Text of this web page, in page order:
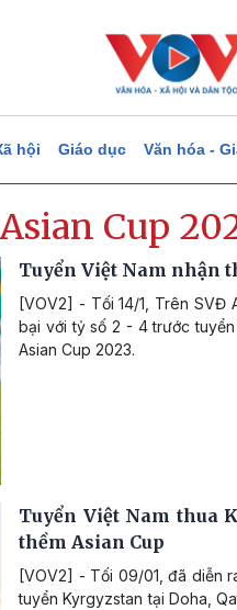
hội Giáo dục Văn hóa -
Cup
Tuyển Việt Nam nhận
[VOV2] - Tối 14/1, Trên SVĐ
bại với tỷ số 2 - 4 trước
Asian Cup 2023.
Tuyển Việt Nam thua
thềm Asian Cup
[VOV2] - Tối 09/01, đã diễn
tuyển Kyrgyzstan tại Doha,